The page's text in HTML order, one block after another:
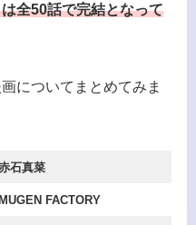
全50話で完結となって
についてまとめてみま
石真菜
MUGEN FACTORY